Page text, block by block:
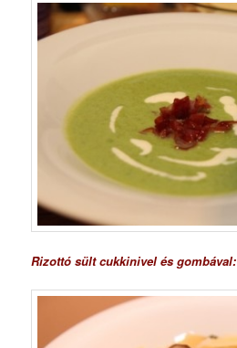
Rizottó sült cukkinivel és gombával: